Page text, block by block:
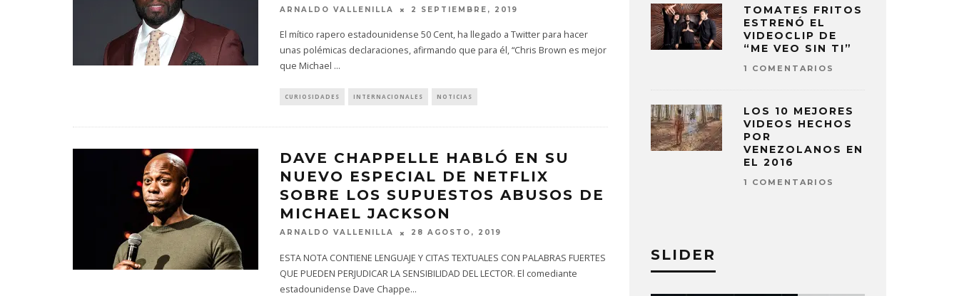
ARNALDO VALLENILLA 2 SEPTIEMBRE, 2019
El mítico rapero estadounidense 50 Cent, ha llegado a Twitter para hacer
unas polémicas declaraciones, afirmando que para él, “Chris Brown es mejor
que Michael ...
CURIOSIDADES INTERNACIONALES NOTICIAS
DAVE CHAPPELLE HABLÓ EN SU
NUEVO ESPECIAL DE NETFLIX
SOBRE LOS SUPUESTOS ABUSOS DE
MICHAEL JACKSON
ARNALDO VALLENILLA 28 AGOSTO, 2019
ESTA NOTA CONTIENE LENGUAJE Y CITAS TEXTUALES CON PALABRAS FUERTES
QUE PUEDEN PERJUDICAR LA SENSIBILIDAD DEL LECTOR. El comediante
estadounidense Dave Chappe...
TOMATES FRITOS
ESTRENÓ EL
VIDEOCLIP DE
“ME VEO SIN TI”
1 COMENTARIOS
LOS 10 MEJORES
VIDEOS HECHOS
POR
VENEZOLANOS EN
EL 2016
1 COMENTARIOS
SLIDER